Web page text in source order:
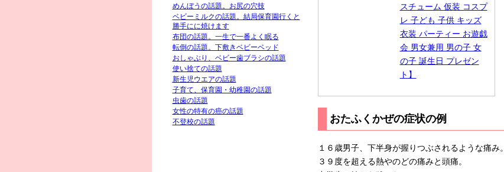
スチューム 仮装 コスプ
レ 子ども 子供 キッズ
衣装 パーティー お遊戯
会 男女兼用 男の子 女
の子 誕生日 プレゼン
ト】
おたふくかぜの症状の例
１６歳男子、下半身が握りつぶされるような痛み。
３９度を超える熱やのどの痛みと頭痛。
めんぼうの話題。お尻の穴技
ベビーミルクの話題。結局保育園行くと
勝手にに焼けます
布団の話題。一生で一番よく眠る
転倒の話題。下敷きベビーベッド
おしゃぶり、ベビー歯ブラシの話題
使い捨ての話題
新生児ウエアの話題
子育て、保育園・幼稚園の話題
虫歯の話題
女性の特有の癌の話題
不登校の話題